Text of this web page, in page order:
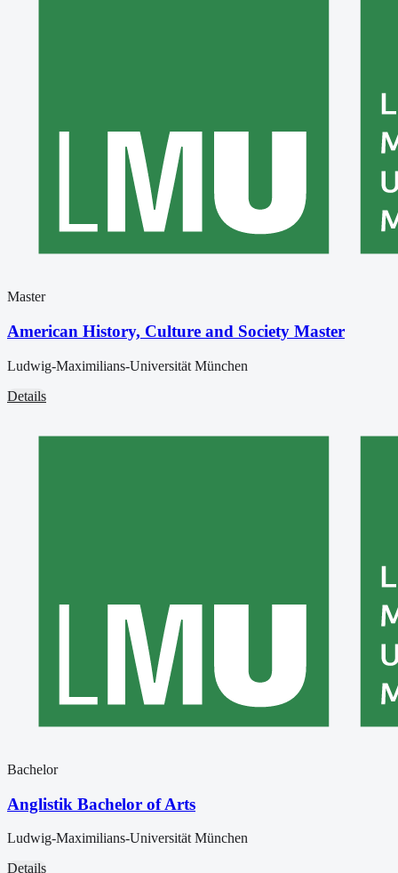
Master
American History, Culture and Society Master
Ludwig-Maximilians-Universität München
Details
Bachelor
Anglistik Bachelor of Arts
Ludwig-Maximilians-Universität München
Details